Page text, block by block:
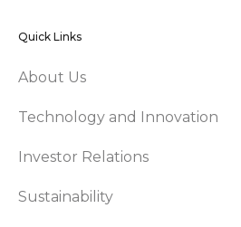
Quick Links
About Us
Technology and Innovation
Investor Relations
Sustainability